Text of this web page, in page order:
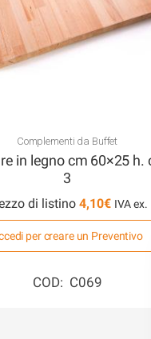
Complementi da Buffet
in legno cm 60×25 h.
3
di listino 4,10€
per creare un Preventivo
COD: C069